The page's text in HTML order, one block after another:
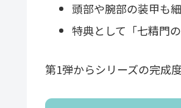
頭部や腕部の装甲も
特典として「七精門
第1弾からシリーズの完成